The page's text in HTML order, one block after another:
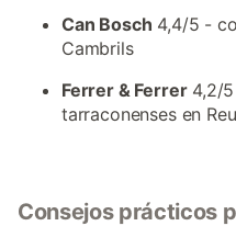
Can Bosch 4,4/5 -
Cambrils
Ferrer & Ferrer4,2/5
tarraconenses en
Consejos prácticos